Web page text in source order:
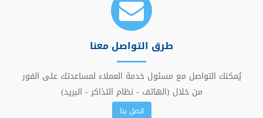
طرق التواصل معنا
يُمكنك التواصل مع مسئول خدمة العملاء لمساعدتك على الفور
من خلال (الهاتف - نظام التذاكر - البريد)
اتصل بنا